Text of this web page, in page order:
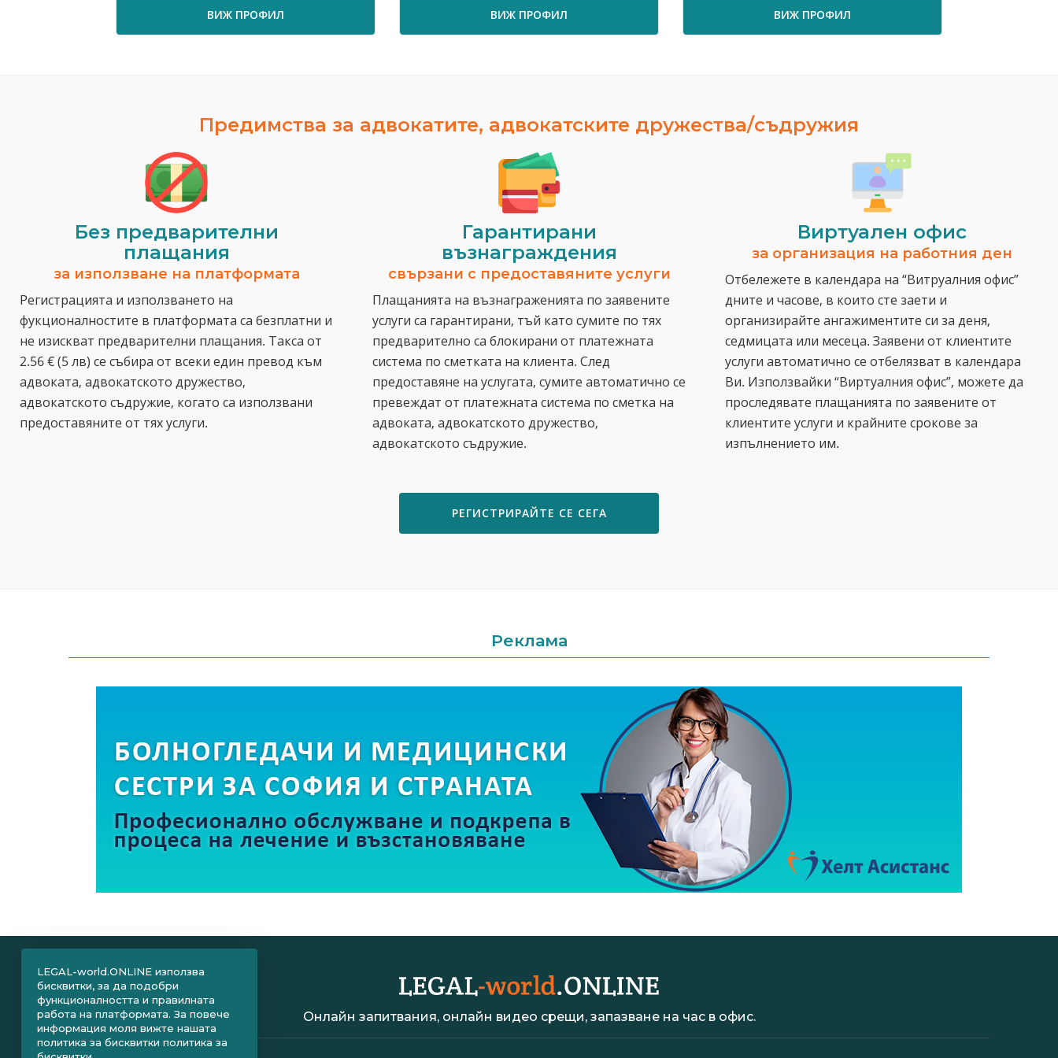
ВИЖ ПРОФИЛ ВИЖ ПРОФИЛ ВИЖ ПРОФИЛ
Предимства за адвокатите, адвокатските дружества/съдружия
Без предварителни
плащания
за използване на платформата
Регистрацията и използването на
фукционалностите в платформата са безплатни и
не изискват предварителни плащания. Такса от
2.56 € (5 лв) се събира от всеки един превод към
адвоката, адвокатското дружество,
адвокатското съдружие, когато са използвани
предоставяните от тях услуги.
Гарантирани
възнаграждения
свързани с предоставяните услуги
Плащанията на възнаграженията по заявените
услуги са гарантирани, тъй като сумите по тях
предварително са блокирани от платежната
система по сметката на клиента. След
предоставяне на услугата, сумите автоматично се
превеждат от платежната система по сметка на
адвоката, адвокатското дружество,
адвокатското съдружие.
Виртуален офис
за организация на работния ден
Отбележете в календара на “Витруалния офис”
дните и часове, в които сте заети и
организирайте ангажиментите си за деня,
седмицата или месеца. Заявени от клиентите
услуги автоматично се отбелязват в календара
Ви. Използвайки “Виртуалния офис”, можете да
проследявате плащанията по заявените от
клиентите услуги и крайните срокове за
изпълнението им.
РЕГИСТРИРАЙТЕ СЕ СЕГА
Реклама
Онлайн запитвания, онлайн видео срещи, запазване на час в офис.
LEGAL-world.ONLINE използва
бисквитки, за да подобри
функционалността и правилната
работа на платформата. За повече
информация моля вижте нашата
политика за бисквитки политика за